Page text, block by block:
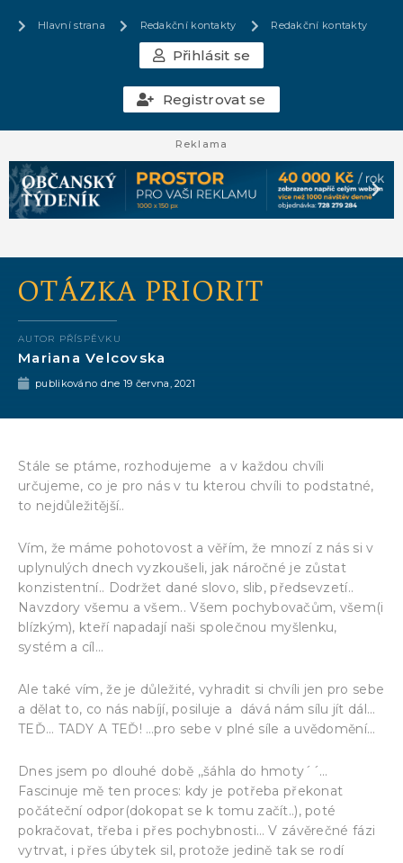
Hlavní strana Redakční kontakty Redakční kontakty
Přihlásit se
Registrovat se
Reklama
OTÁZKA PRIORIT
AUTOR PŘÍSPĚVKU
Mariana Velcovska
publikováno dne 19 června, 2021
Stále se ptáme, rozhodujeme a v každou chvíli
určujeme, co je pro nás v tu kterou chvíli to podstatné,
to nejdůležitější..
Vím, že máme pohotovost a věřím, že mnozí z nás si v
uplynulých dnech vyzkoušeli, jak náročné je zůstat
konzistentní.. Dodržet dané slovo, slib, předsevzetí..
Navzdory všemu a všem.. Všem pochybovačům, všem(i
blízkým), kteří napadají naši společnou myšlenku,
systém a cíl…
Ale také vím, že je důležité, vyhradit si chvíli jen pro sebe
a dělat to, co nás nabíjí, posiluje a dává nám sílu jít dál…
TEĎ… TADY A TEĎ! …pro sebe v plné síle a uvědomění…
Dnes jsem po dlouhé době ,,šáhla do hmoty´´…
Fascinuje mě ten proces: kdy je potřeba překonat
počáteční odpor(dokopat se k tomu začít..), poté
pokračovat, třeba i přes pochybnosti… V závěrečné fázi
vytrvat, i přes úbytek sil, protože jedině tak se rodí